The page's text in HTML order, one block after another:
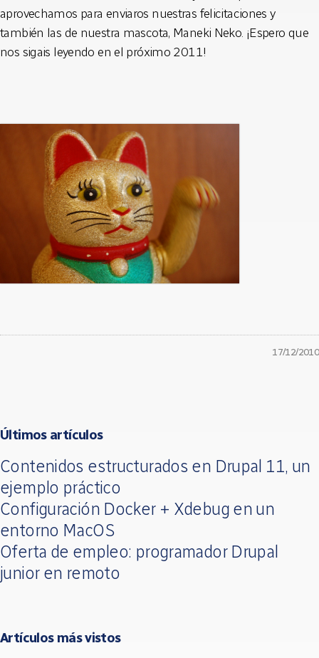
aprovechamos para enviaros nuestras felicitaciones y
también las de nuestra mascota, Maneki Neko. ¡Espero que
nos sigais leyendo en el próximo 2011!
17/12/2010
Últimos artículos
Contenidos estructurados en Drupal 11, un
ejemplo práctico
Configuración Docker + Xdebug en un
entorno MacOS
Oferta de empleo: programador Drupal
junior en remoto
Artículos más vistos